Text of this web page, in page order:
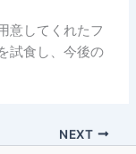
意してくれたフ
試食し、今後の
NEXT